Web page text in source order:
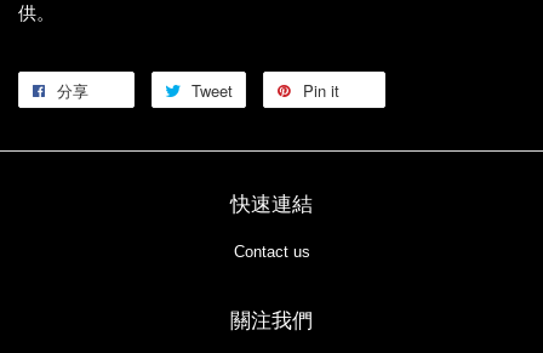
供。
分享 Tweet Pin it
快速連結
Contact us
關注我們